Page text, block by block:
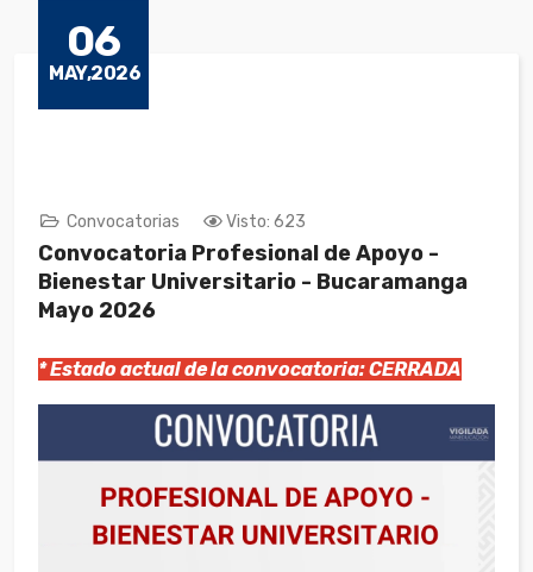
06
MAY,2026
Convocatorias Visto: 623
Convocatoria Profesional de Apoyo -
Bienestar Universitario - Bucaramanga
Mayo 2026
* Estado actual de la convocatoria: CERRADA